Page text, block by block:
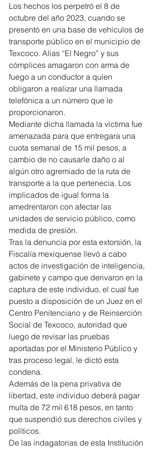
Los hechos los perpetró el 8 de
octubre del año 2023, cuando se
presentó en una base de vehículos de
transporte público en el municipio de
Texcoco. Alias “El Negro” y sus
cómplices amagaron con arma de
fuego a un conductor a quien
obligaron a realizar una llamada
telefónica a un número que le
proporcionaron.
Mediante dicha llamada la víctima fue
amenazada para que entregara una
cuota semanal de 15 mil pesos, a
cambio de no causarle daño o al
algún otro agremiado de la ruta de
transporte a la que pertenecía. Los
implicados de igual forma la
amedrentaron con afectar las
unidades de servicio público, como
medida de presión.
Tras la denuncia por esta extorsión, la
Fiscalía mexiquense llevó a cabo
actos de investigación de inteligencia,
gabinete y campo que derivaron en la
captura de este individuo, el cual fue
puesto a disposición de un Juez en el
Centro Penitenciario y de Reinserción
Social de Texcoco, autoridad que
luego de revisar las pruebas
aportadas por el Ministerio Público y
tras proceso legal, le dictó esta
condena.
Además de la pena privativa de
libertad, este individuo deberá pagar
multa de 72 mil 618 pesos, en tanto
que suspendió sus derechos civiles y
políticos.
De las indagatorias de esta Institución